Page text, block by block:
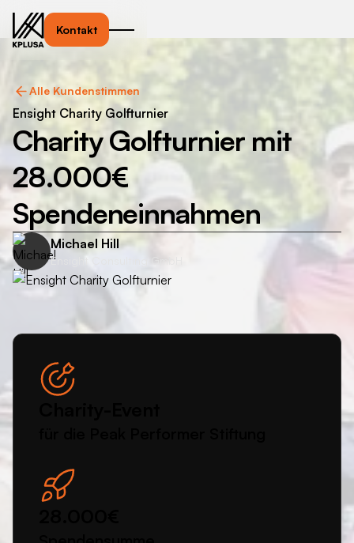
Kontakt
Alle Kundenstimmen
Ensight Charity Golfturnier
Charity Golfturnier mit
28.000€
Spendeneinnahmen
Michael Hill
Ensight Consulting GmbH